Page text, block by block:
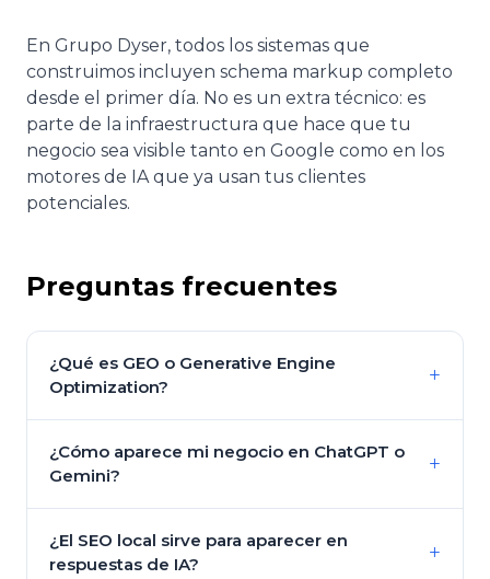
En Grupo Dyser, todos los sistemas que
construimos incluyen schema markup completo
desde el primer día. No es un extra técnico: es
parte de la infraestructura que hace que tu
negocio sea visible tanto en Google como en los
motores de IA que ya usan tus clientes
potenciales.
Preguntas frecuentes
¿Qué es GEO o Generative Engine
Optimization?
+
¿Cómo aparece mi negocio en ChatGPT o
Gemini?
+
¿El SEO local sirve para aparecer en
respuestas de IA?
+